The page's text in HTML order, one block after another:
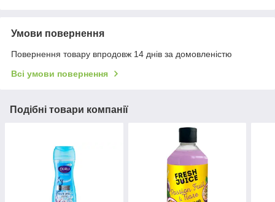
Умови повернення
Повернення товару впродовж 14 днів за домовленістю
Всі умови повернення
Подібні товари компанії